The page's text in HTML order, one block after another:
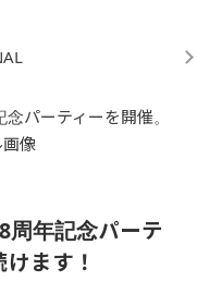
周年記念パーテ
ます！